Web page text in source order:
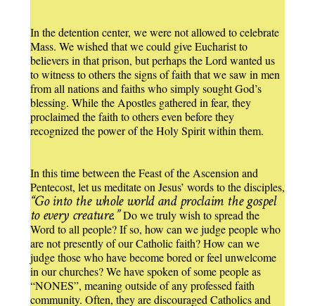
In the detention center, we were not allowed to celebrate
Mass. We wished that we could give Eucharist to
believers in that prison, but perhaps the Lord wanted us
to witness to others the signs of faith that we saw in men
from all nations and faiths who simply sought God’s
blessing. While the Apostles gathered in fear, they
proclaimed the faith to others even before they
recognized the power of the Holy Spirit within them.
In this time between the Feast of the Ascension and
Pentecost, let us meditate on Jesus’ words to the disciples,
“Go into the whole world and proclaim the gospel
to every creature.”Do we truly wish to spread the
Word to all people? If so, how can we judge people who
are not presently of our Catholic faith? How can we
judge those who have become bored or feel unwelcome
in our churches? We have spoken of some people as
“NONES”, meaning outside of any professed faith
community. Often, they are discouraged Catholics and